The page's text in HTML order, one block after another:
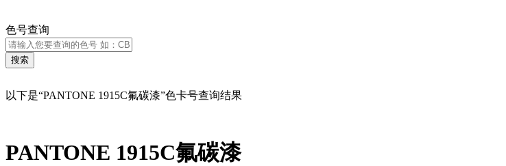
色号查询
以下是“PANTONE 1915C氟碳漆”色卡号查询结果
PANTONE 1915C氟碳漆